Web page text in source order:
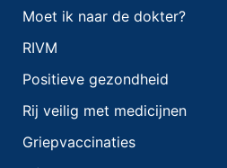
Moet ik naar de dokter?
RIVM
Positieve gezondheid
Rij veilig met medicijnen
Griepvaccinaties